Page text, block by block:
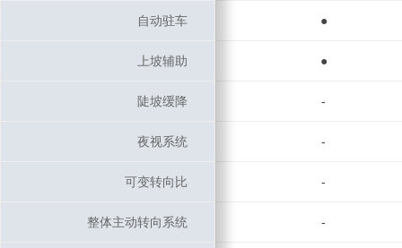
自动驻车 ●
上坡辅助 ●
陡坡缓降 -
夜视系统 -
可变转向比 -
整体主动转向系统 -
自动驻车
上坡辅助
陡坡缓降
夜视系统
可变转向比
整体主动转向系统